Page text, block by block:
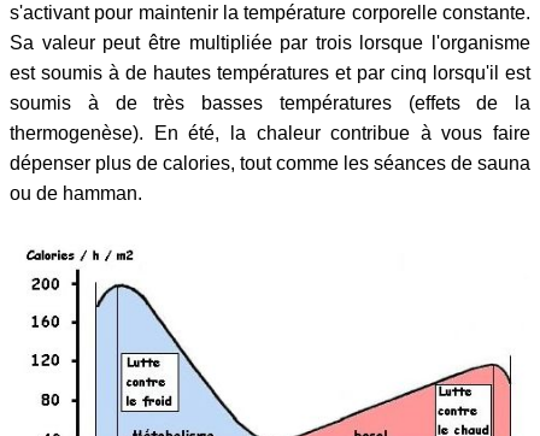
s'activant pour maintenir la température corporelle constante.
Sa valeur peut être multipliée par trois lorsque l'organisme
est soumis à de hautes températures et par cinq lorsqu'il est
soumis à de très basses températures (effets de la
thermogenèse). En été, la chaleur contribue à vous faire
dépenser plus de calories, tout comme les séances de sauna
ou de hamman.